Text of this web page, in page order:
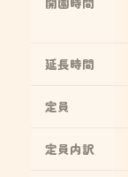
延長時間
定員
定員内訳